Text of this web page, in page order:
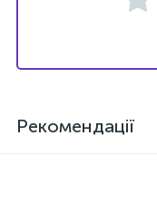
Рекомендації